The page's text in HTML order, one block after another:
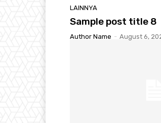
LAINNYA
Sample post title 8
Author Name - August 6,